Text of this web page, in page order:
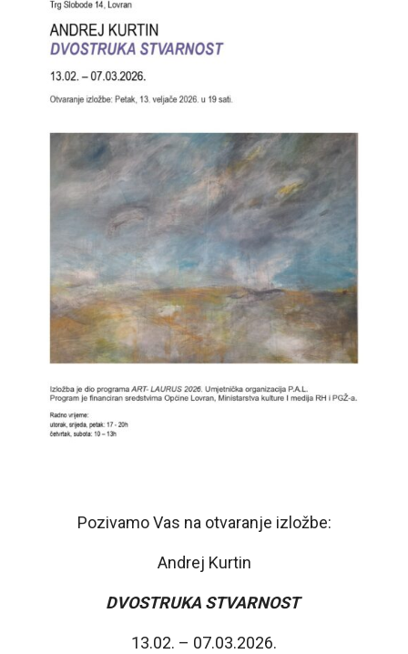
Pozivamo Vas na otvaranje izložbe:
Andrej Kurtin
DVOSTRUKA STVARNOST
13.02. – 07.03.2026.